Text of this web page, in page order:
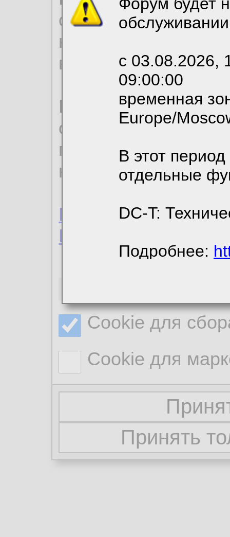
с 03.08.2026,
09:00:00
временная
Europe/
В этот
отдельные
DC-T:
Подробнее:
согласие на
необходимых для
вы можете
По
ознакомиться с
пользовательским
Пользовательское
Политика
Cookie для
Cookie для